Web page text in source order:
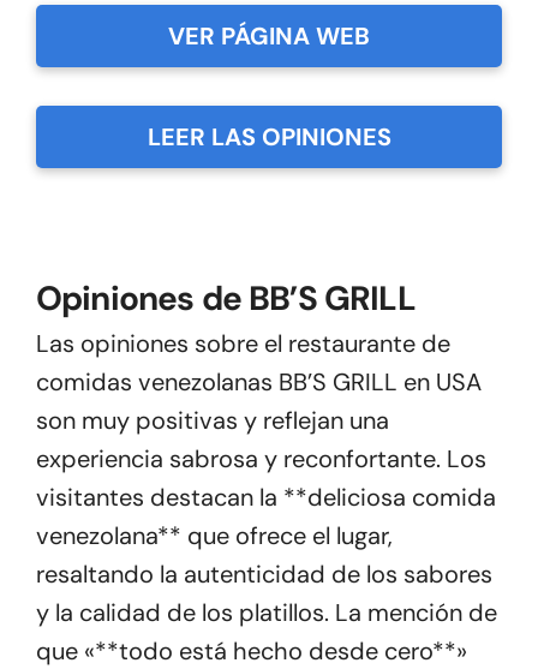
VER PÁGINA WEB
LEER LAS OPINIONES
Opiniones de BB’S GRILL
Las opiniones sobre el restaurante de
comidas venezolanas BB’S GRILL en USA
son muy positivas y reflejan una
experiencia sabrosa y reconfortante. Los
visitantes destacan la **deliciosa comida
venezolana** que ofrece el lugar,
resaltando la autenticidad de los sabores
y la calidad de los platillos. La mención de
que «**todo está hecho desde cero**»